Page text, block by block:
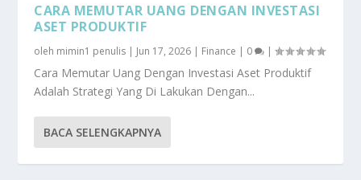
CARA MEMUTAR UANG DENGAN INVESTASI
ASET PRODUKTIF
oleh mimin1 penulis | Jun 17, 2026 | Finance | 0 |
Cara Memutar Uang Dengan Investasi Aset Produktif
Adalah Strategi Yang Di Lakukan Dengan...
BACA SELENGKAPNYA